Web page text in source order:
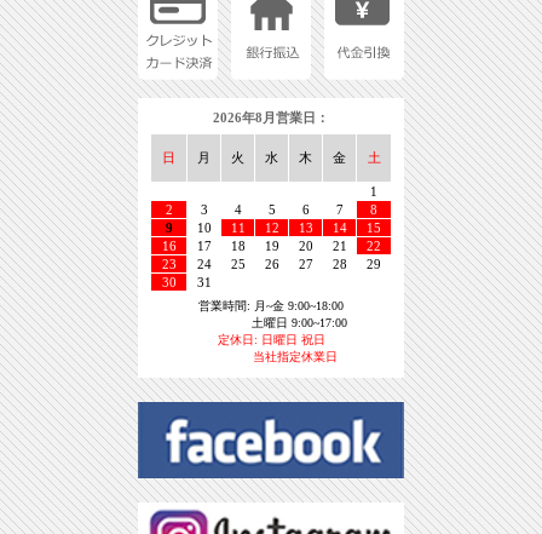
2026年8月営業日：
日 月 火 水 木 金 土
1
2
3 4 5 6 7
8
9
10 11 12 13 14
15
16
17 18 19 20 21
22
23
24 25 26 27 28
29
30
31
営業時間: 月~金 9:00~18:00
土曜日 9:00~17:00
定休日: 日曜日 祝日
当社指定休業日